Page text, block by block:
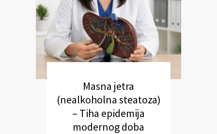
Masna jetra
(nealkoholna steatoza)
– Tiha epidemija
modernog doba